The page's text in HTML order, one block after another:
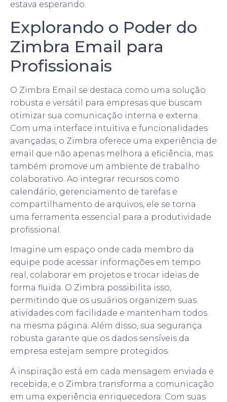
estava esperando.
Explorando o Poder do
Zimbra Email para
Profissionais
O Zimbra Email se destaca como uma solução
robusta e versátil para empresas que buscam
otimizar sua comunicação interna e externa.
Com uma interface intuitiva e funcionalidades
avançadas, o Zimbra oferece uma experiência de
email que não apenas melhora a eficiência, mas
também promove um ambiente de trabalho
colaborativo. Ao integrar recursos como
calendário, gerenciamento de tarefas e
compartilhamento de arquivos, ele se torna
uma ferramenta essencial para a produtividade
profissional.
Imagine um espaço onde cada membro da
equipe pode acessar informações em tempo
real, colaborar em projetos e trocar ideias de
forma fluida. O Zimbra possibilita isso,
permitindo que os usuários organizem suas
atividades com facilidade e mantenham todos
na mesma página. Além disso, sua segurança
robusta garante que os dados sensíveis da
empresa estejam sempre protegidos.
A inspiração está em cada mensagem enviada e
recebida, e o Zimbra transforma a comunicação
em uma experiência enriquecedora. Com suas